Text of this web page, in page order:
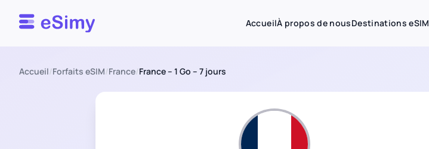
Esimy AccueilÀ propos de nousDestinations eSIM
Accueil/Forfaits eSIM/France/France – 1 Go – 7 jours